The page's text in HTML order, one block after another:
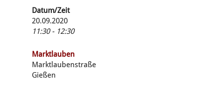
Datum/Zeit
20.09.2020
11:30 - 12:30
Marktlauben
Marktlaubenstraße
Gießen